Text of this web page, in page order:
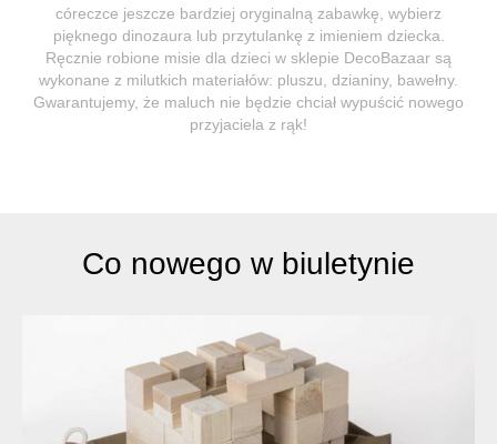
córeczce jeszcze bardziej oryginalną zabawkę, wybierz
pięknego dinozaura lub przytulankę z imieniem dziecka.
Ręcznie robione misie dla dzieci w sklepie DecoBazaar są
wykonane z milutkich materiałów: pluszu, dzianiny, bawełny.
Gwarantujemy, że maluch nie będzie chciał wypuścić nowego
przyjaciela z rąk!
Co nowego w biuletynie